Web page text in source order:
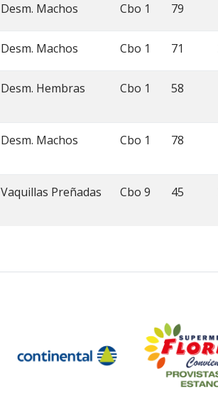
Desm. Machos Cbo 1 79
Desm. Machos Cbo 1 71
Desm. Hembras Cbo 1 58
Desm. Machos Cbo 1 78
Vaquillas Preñadas Cbo 9 45